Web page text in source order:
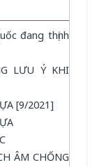
đang thịnh
LƯU Ý KHI
[9/2021]
ÂM CHỐNG